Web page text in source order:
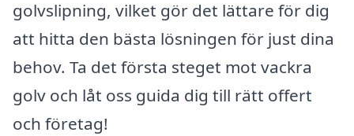
golvslipning, vilket gör det lättare för dig
att hitta den bästa lösningen för just dina
behov. Ta det första steget mot vackra
golv och låt oss guida dig till rätt offert
och företag!